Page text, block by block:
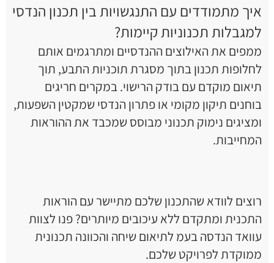
איך מתמודדים עם התנגשויות בין תכנון הנדסי
למגבלות תכנוניות קיימות?
ממפים את האילוצים ההנדסיים ומתרגמים אותם
לחלופות תכנון בתוך מסגרת תוכניות התבע, תוך
תיאום מוקדם עם בודק הרישוי. במקרים חריגים
בוחנים תיקון מקומי או פתרון הנדסי שמקטין השפעות,
ומציגים נימוק תכנוני מבוסס שמכבד את ההוראות
המחייבות.
רוצים לוודא שהתכנון שלכם מתיישר עם הוראות
התכנית ומתקדם ללא עיכובים מיותרים? פנו לצוות
עוואד הנדסה בעמ לתיאום שיחה והכוונה תכנונית
ממוקדת לפרויקט שלכם.